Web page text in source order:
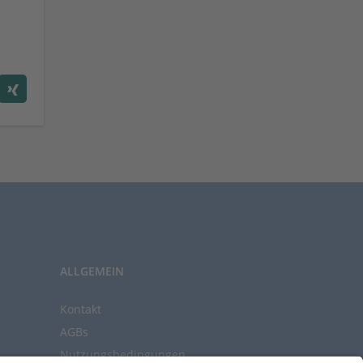
ALLGEMEIN
Kontakt
AGBs
Nutzungsbedingungen